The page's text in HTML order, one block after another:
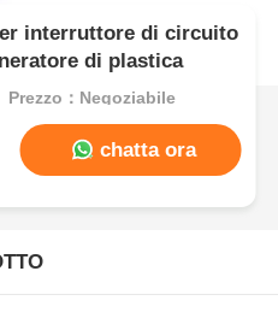
interruttore di circuito
di plastica
Prezzo：Negoziabile
chatta ora